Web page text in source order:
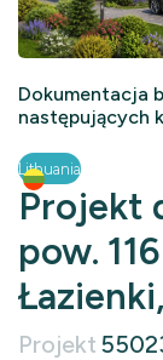
Dokumentacja
następujących
Lithuania
Projekt
pow.
Projekt